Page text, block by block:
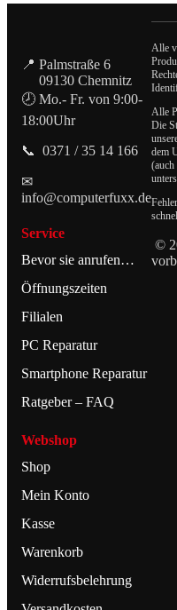
📍 Palmstraße 6
09130 Chemnitz
🕗 Mo.- Fr. von 9:00-
18:00Uhr
📞 0371 / 35 14 166
✉
info@computerfuxx.de
Service
Bevor sie anrufen…
Öffnungszeiten
Filialen
PC Reparatur
Smartphone Reparatur
Ratgeber – FAQ
Webshop
Shop
Mein Konto
Kasse
Warenkorb
Widerrufsbelehrung
Alle
Alle
Die
dem
©